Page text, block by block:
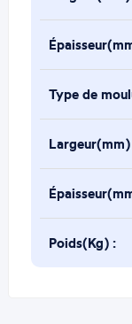
Type de
Poids(Kg) :